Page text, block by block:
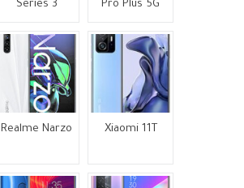
Series 3 Pro Plus 5G
Realme Narzo Xiaomi 11T